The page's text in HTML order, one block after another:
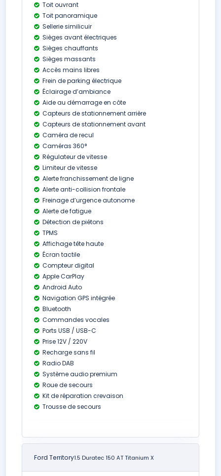
Toit ouvrant
Toit panoramique
Sellerie similicuir
Sièges avant électriques
Sièges chauffants
Sièges massants
Accès mains libres
Frein de parking électrique
Éclairage d’ambiance
Aide au démarrage en côte
Capteurs de stationnement arrière
Capteurs de stationnement avant
Caméra de recul
Caméras 360°
Régulateur de vitesse
Limiteur de vitesse
Alerte franchissement de ligne
Alerte anti-collision frontale
Freinage d’urgence autonome
Alerte de fatigue
Détection de piétons
TPMS
Affichage tête haute
Écran tactile
Compteur digital
Apple CarPlay
Android Auto
Navigation GPS intégrée
Bluetooth
Commandes vocales
Ports USB / USB-C
Prise 12V / 220V
Recharge sans fil
Radio DAB
Système audio premium
Roue de secours
Kit de réparation crevaison
Trousse de secours
Ford Territory1.5 Duratec 150 AT Titanium X